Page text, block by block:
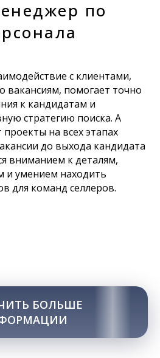
по
с клиентами,
вакансиям, помогает точно
к кандидатам и
стратегию поиска. А
на всех этапах
до выхода кандидата
вниманием к деталям,
и умением находить
для команд селлеров.
БОЛЬШЕ